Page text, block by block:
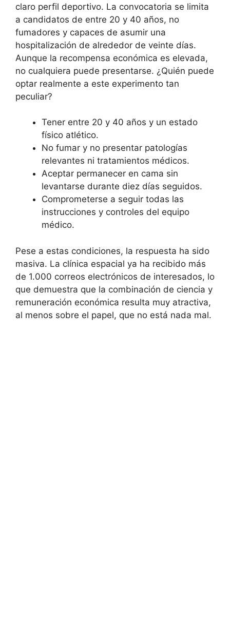
claro perfil deportivo. La convocatoria se limita
a candidatos de entre 20 y 40 años, no
fumadores y capaces de asumir una
hospitalización de alrededor de veinte días.
Aunque la recompensa económica es elevada,
no cualquiera puede presentarse. ¿Quién puede
optar realmente a este experimento tan
peculiar?
Tener entre 20 y 40 años y un estado
físico atlético.
No fumar y no presentar patologías
relevantes ni tratamientos médicos.
Aceptar permanecer en cama sin
levantarse durante diez días seguidos.
Comprometerse a seguir todas las
instrucciones y controles del equipo
médico.
Pese a estas condiciones, la respuesta ha sido
masiva. La clínica espacial ya ha recibido más
de 1.000 correos electrónicos de interesados, lo
que demuestra que la combinación de ciencia y
remuneración económica resulta muy atractiva,
al menos sobre el papel, que no está nada mal.